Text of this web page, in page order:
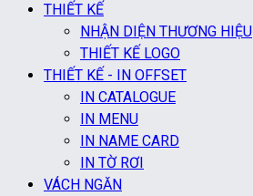
THIẾT KẾ
NHẬN DIỆN THƯƠNG HIỆU
THIẾT KẾ LOGO
THIẾT KẾ - IN OFFSET
IN CATALOGUE
IN MENU
IN NAME CARD
IN TỜ RƠI
VÁCH NGĂN